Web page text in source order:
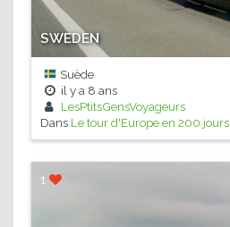
SWEDEN
Suède
il y a 8 ans
LesPtitsGensVoyageurs
Dans Le tour d'Europe en 200 jours
1